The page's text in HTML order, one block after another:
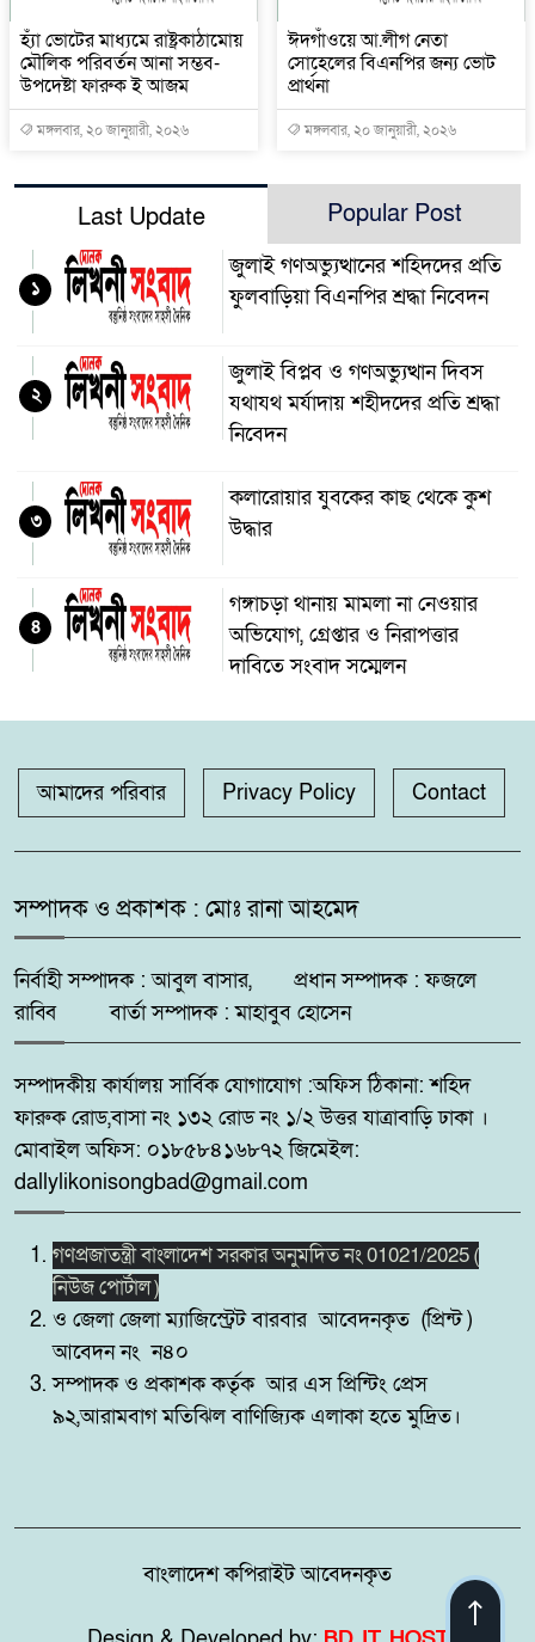
হ্যাঁ ভোটের মাধ্যমে রাষ্ট্রকাঠামোয়
মৌলিক পরিবর্তন আনা সম্ভব-
উপদেষ্টা ফারুক ই আজম
মঙ্গলবার, ২০ জানুয়ারী, ২০২৬
ঈদগাঁওয়ে আ.লীগ নেতা
সোহেলের বিএনপির জন্য ভোট
প্রার্থনা
মঙ্গলবার, ২০ জানুয়ারী, ২০২৬
Last Update Popular Post
জুলাই গণঅভ্যুত্থানের শহিদদের প্রতি
ফুলবাড়িয়া বিএনপির শ্রদ্ধা নিবেদন
১
জুলাই বিপ্লব ও গণঅভ্যুত্থান দিবস
যথাযথ মর্যাদায় শহীদদের প্রতি শ্রদ্ধা
নিবেদন
২
কলারোয়ার যুবকের কাছ থেকে কুশ
উদ্ধার
৩
গঙ্গাচড়া থানায় মামলা না নেওয়ার
অভিযোগ, গ্রেপ্তার ও নিরাপত্তার
দাবিতে সংবাদ সম্মেলন
৪
দুমকির আঙ্গারিয়ায় চেয়ারম্যান প্রার্থী
সচেতনতামূলক মিনি ফুটবল টুর্নামেন্ট
২০২৬ অনুষ্ঠিত
৬
সিলেট রেঞ্জের মধ্যে শ্রেষ্ট অফিসার
হিসেবে সম্মাননাপত্র গ্রহন করেন দিরাই
৭
মদনে প্রশাসনের অভিযানে নিষিদ্ধ
বেড়জাল ও চায়না জাল পুড়িয়ে ধ্বংস,
৮
ইউনিয়নের ১০ অসহায় পরিবারের
৯
কর্তৃক শিক্ষার্থীকে ধর্ষণ চেষ্টার
অভিযোগ, স্কুলে অগ্নিসংযোগ ও ভাংচুর
১০
আমাদের পরিবার Privacy Policy Contact
সম্পাদক ও প্রকাশক : মোঃ রানা আহমেদ
নির্বাহী সম্পাদক : আবুল বাসার, প্রধান সম্পাদক : ফজলে
রাব্বি বার্তা সম্পাদক : মাহাবুব হোসেন
সম্পাদকীয় কার্যালয় সার্বিক যোগাযোগ :অফিস ঠিকানা: শহিদ
ফারুক রোড,বাসা নং ১৩২ রোড নং ১/২ উত্তর যাত্রাবাড়ি ঢাকা ।
মোবাইল অফিস: ০১৮৫৮৪১৬৮৭২ জিমেইল:
dallylikonisongbad@gmail.com
গণপ্রজাতন্ত্রী বাংলাদেশ সরকার অনুমদিত নং 01021/2025 (
নিউজ পোর্টাল )
ও জেলা জেলা ম্যাজিস্ট্রেট বারবার আবেদনকৃত (প্রিন্ট )
আবেদন নং ন৪০
সম্পাদক ও প্রকাশক কর্তৃক আর এস প্রিন্টিং প্রেস
৯২,আরামবাগ মতিঝিল বাণিজ্যিক এলাকা হতে মুদ্রিত।
বাংলাদেশ কপিরাইট আবেদনকৃত